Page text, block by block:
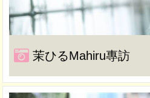
茉ひるMahiru專訪